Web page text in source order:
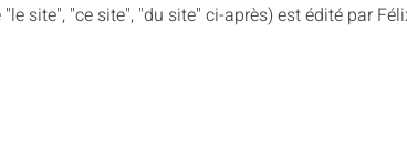
site", "ce site", "du site" ci-après) est édité par